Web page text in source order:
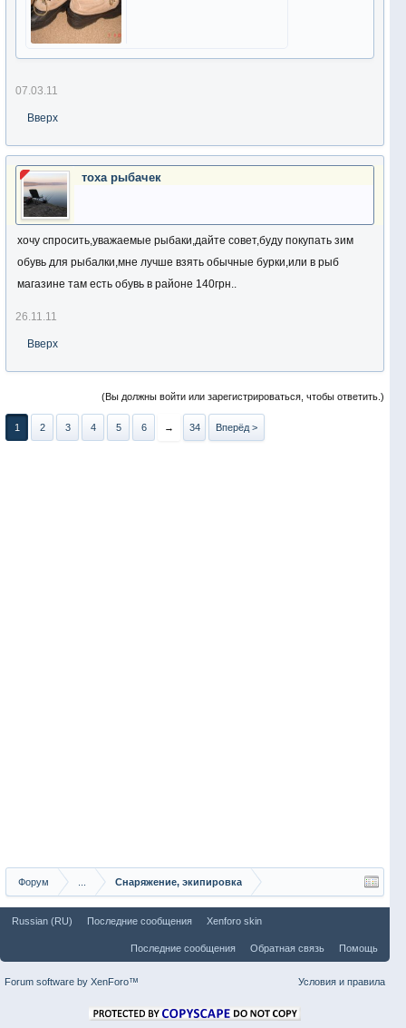
07.03.11
Вверх
тоха рыбачек
хочу спросить,уважаемые рыбаки,дайте совет,буду покупать зим
обувь для рыбалки,мне лучше взять обычные бурки,или в рыб
магазине там есть обувь в районе 140грн..
26.11.11
Вверх
(Вы должны войти или зарегистрироваться, чтобы ответить.)
1 2 3 4 5 6 → 34 Вперёд >
Форум Снаряжение, экипировка
Russian (RU) Последние сообщения Xenforo skin
Последние сообщения Обратная связь Помощь
Условия и правила
Forum software by XenForo™